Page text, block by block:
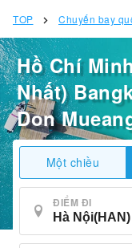
TOP Chuyến bay
Hồ Chí
Nhất)
Don
Một chiều
ĐIỂM ĐI